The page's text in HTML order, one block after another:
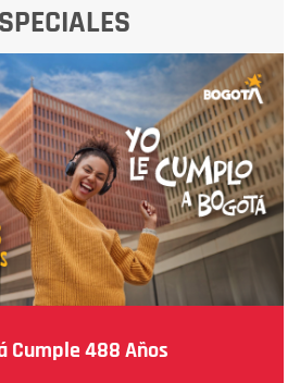
Cumple 488 Años